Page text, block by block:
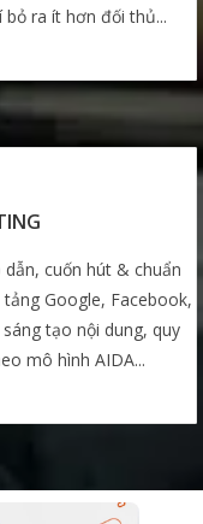
ra ít hơn đối thủ...
cuốn hút & chuẩn
Google, Facebook,
tạo nội dung, quy
mô hình AIDA...